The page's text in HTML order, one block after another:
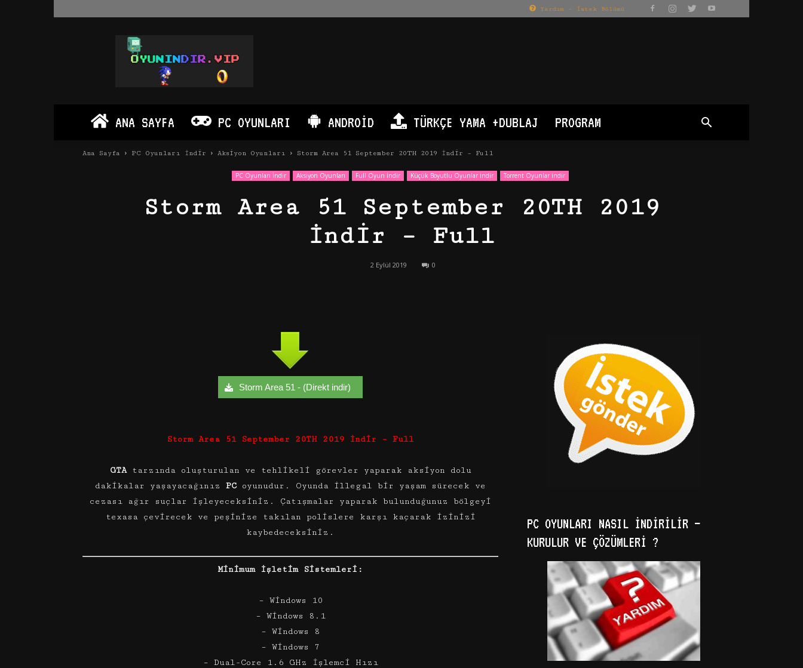
Yardım – İstek Bölümü
Oyun
İndir
PC
Android
ANA SAYFA PC OYUNLARI ANDROID TÜRKÇE YAMA +DUBLAJ PROGRAM
Ana Sayfa PC Oyunları İndir Aksiyon Oyunları Storm Area 51 September 20TH 2019 İndir – Full
PC Oyunları İndir Aksiyon Oyunları Full Oyun İndir Küçük Boyutlu Oyunlar İndir Torrent Oyunlar indir
Storm Area 51 September 20TH 2019
İndir – Full
2 Eylül 2019 0
Storm Area 51 - (Direkt indir)
Storm Area 51 September 20TH 2019 İndir – Full
GTAtarzında oluşturulan ve tehlikeli görevler yaparak aksiyon dolu
dakikalar yaşayacağınız PCoyunudur. Oyunda illegal bir yaşam sürecek ve
cezası ağır suçlar işleyeceksiniz. Çatışmalar yaparak bulunduğunuz bölgeyi
texasa çevirecek ve peşinize takılan polislere karşı kaçarak izinizi
kaybedeceksiniz.
Minimum İşletim Sistemleri:
– Windows 10
– Windows 8.1
– Windows 8
– Windows 7
– Dual-Core 1.6 GHz İşlemci Hızı
PC OYUNLARI NASIL İNDIRILIR –
KURULUR VE ÇÖZÜMLERI ?